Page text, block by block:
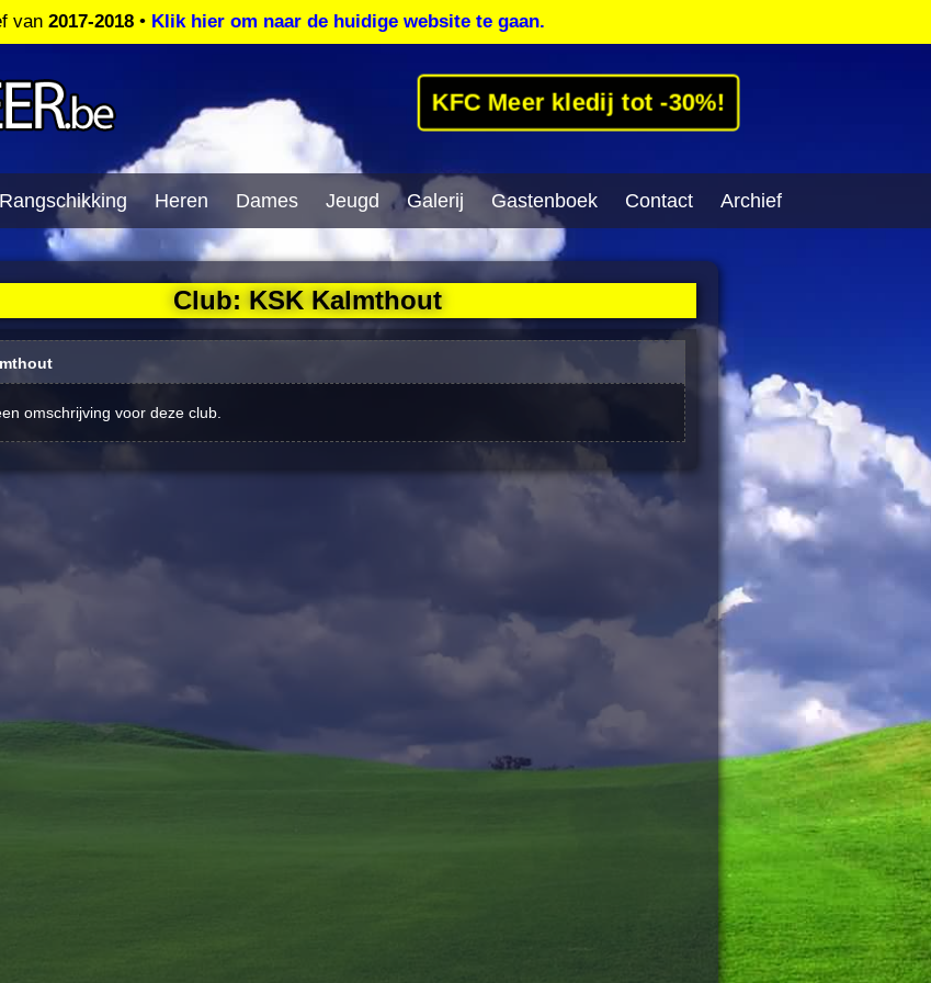
van 2017-2018 • Klik hier om naar de huidige website te gaan.
KFC Meer kledij tot -30%!
Rangschikking Heren Dames Jeugd Galerij Gastenboek Contact Archief
Club: KSK Kalmthout
omschrijving voor deze club.